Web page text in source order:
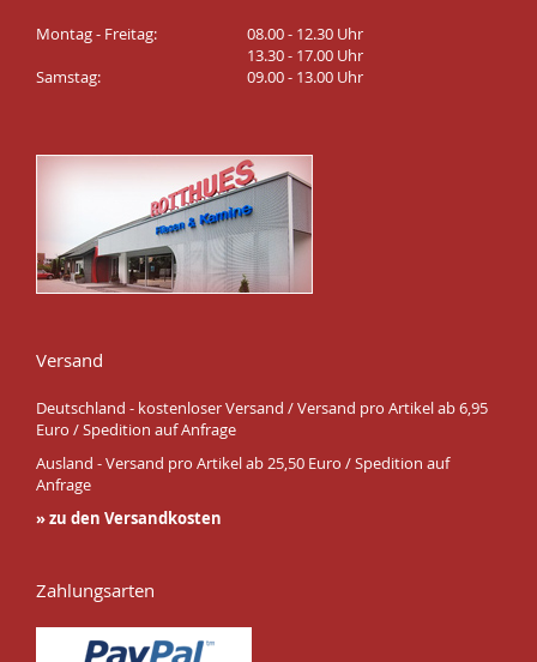
Montag - Freitag:
08.00 - 12.30 Uhr
13.30 - 17.00 Uhr
Samstag:
09.00 - 13.00 Uhr
Versand
Deutschland - kostenloser Versand / Versand pro Artikel ab 6,95
Euro / Spedition auf Anfrage
Ausland - Versand pro Artikel ab 25,50 Euro / Spedition auf
Anfrage
» zu den Versandkosten
Zahlungsarten